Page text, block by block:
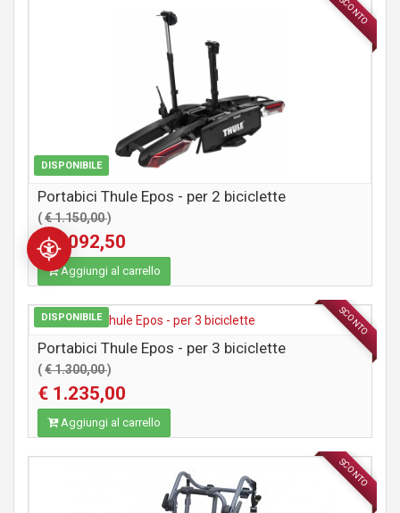
SCONTO
DISPONIBILE
ACCESSORI
Portabici Thule Epos - per 2 biciclette
(€ 1.150,00)
€ 1.092,50
Aggiungi al carrello
SCONTO
DISPONIBILE ACCESSORI
Portabici Thule Epos - per 3 biciclette
(€ 1.300,00)
€ 1.235,00
Aggiungi al carrello
SCONTO
ACCESSORI